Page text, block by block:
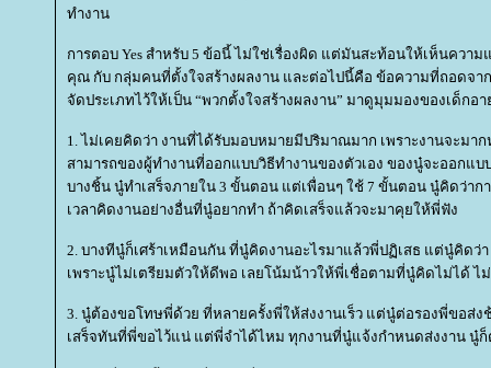
ทำงาน
การตอบ Yes สำหรับ 5 ข้อนี้ ไม่ใช่เรื่องผิด แต่มันสะท้อนให้เห็นควา
คุณ กับ กลุ่มคนที่ตั้งใจสร้างผลงาน และต่อไปนี้คือ ข้อความที่ถอดจ
จัดประเภทไว้ให้เป็น “พวกตั้งใจสร้างผลงาน” มาดูมุมมองของเด็กอ
1. ไม่เคยคิดว่า งานที่ได้รับมอบหมายมีปริมาณมาก เพราะงานจะมา
สามารถของผู้ทำงานที่ออกแบบวิธีทำงานของตัวเอง ของนู๋จะออกแบ
บางชิ้น นู๋ทำเสร็จภายใน 3 ขั้นตอน แต่เพื่อนๆ ใช้ 7 ขั้นตอน นู๋คิดว่าก
เวลาคิดงานอย่างอื่นที่นู๋อยากทำ ถ้าคิดเสร็จแล้วจะมาคุยให้พี่ฟัง
2. บางทีนู๋ก็เศร้าเหมือนกัน ที่นู๋คิดงานอะไรมาแล้วพี่ปฏิเสธ แต่นู๋คิดว่
เพราะนู๋ไม่เตรียมตัวให้ดีพอ เลยโน้มน้าวให้พี่เชื่อตามที่นู๋คิดไม่ได้ ไ
3. นู๋ต้องขอโทษพี่ด้วย ที่หลายครั้งพี่ให้ส่งงานเร็ว แต่นู๋ต่อรองพี่ขอส่ง
เสร็จทันที่พี่ขอไว้แน่ แต่พี่จำได้ไหม ทุกงานที่นู๋แจ้งกำหนดส่งงาน นู๋ก็